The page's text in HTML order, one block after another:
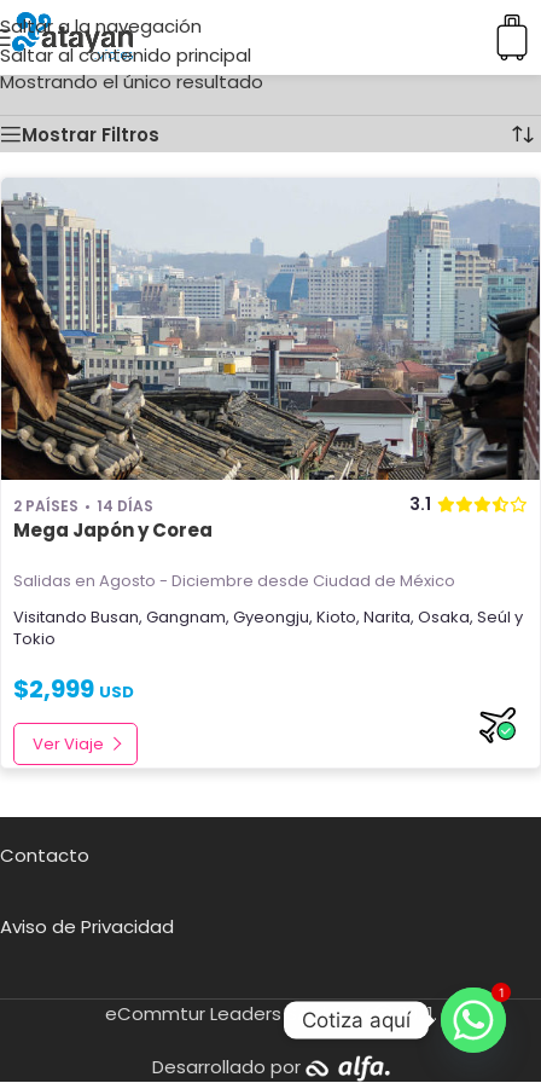
Saltar a la navegación
Saltar al contenido principal
Inicio/Ciudades del producto
Mostrando el único resultado
Mostrar Filtros
2 PAÍSES 14 DÍAS 3.1
Mega Japón y Corea
Salidas en Agosto - Diciembre desde Ciudad de México
Visitando Busan, Gangnam, Gyeongju, Kioto, Narita, Osaka, Seúl y
Tokio
$2,999 USD
Ver Viaje
Contacto
Aviso de Privacidad
eCommtur Leaders SA de CV 2021.
Desarrollado por
1
Cotiza aquí